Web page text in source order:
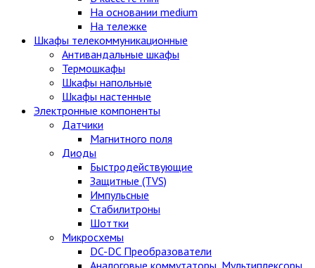
На основании medium
На тележке
Шкафы телекоммуникационные
Антивандальные шкафы
Термошкафы
Шкафы напольные
Шкафы настенные
Электронные компоненты
Датчики
Магнитного поля
Диоды
Быстродействующие
Защитные (TVS)
Импульсные
Стабилитроны
Шоттки
Микросхемы
DC-DC Преобразователи
Аналоговые коммутаторы, Мультиплексоры,